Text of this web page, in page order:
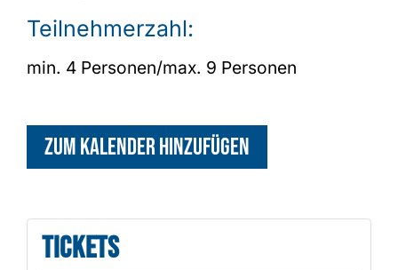
Teilnehmerzahl:
min. 4 Personen/max. 9 Personen
Zum Kalender hinzufügen
Tickets